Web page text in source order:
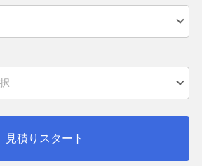
見積りスタート